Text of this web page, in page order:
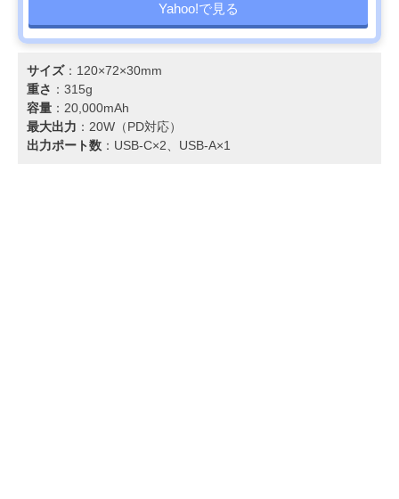
Yahoo!で見る
サイズ：120×72×30mm
重さ ：315g
容量 ：20,000mAh
最大出力 ：20W（PD対応）
出力ポート数 ：USB-C×2、USB-A×1